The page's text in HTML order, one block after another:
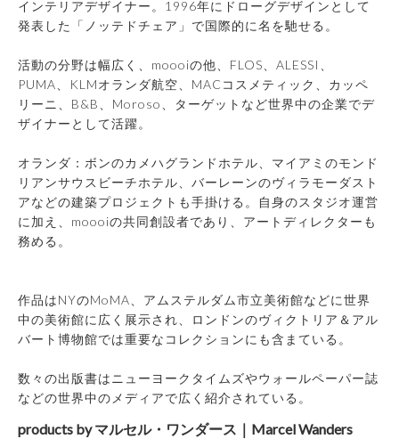
インテリアデザイナー。1996年にドローグデザインとして
発表した「ノッテドチェア」で国際的に名を馳せる。
活動の分野は幅広く、moooiの他、FLOS、ALESSI、
PUMA、KLMオランダ航空、MACコスメティック、カッペ
リーニ、B&B、Moroso、ターゲットなど世界中の企業でデ
ザイナーとして活躍。
オランダ：ボンのカメハグランドホテル、マイアミのモンド
リアンサウスビーチホテル、バーレーンのヴィラモーダスト
アなどの建築プロジェクトも手掛ける。自身のスタジオ運営
に加え、moooiの共同創設者であり、アートディレクターも
務める。
作品はNYのMoMA、アムステルダム市立美術館などに世界
中の美術館に広く展示され、ロンドンのヴィクトリア＆アル
バート博物館では重要なコレクションにも含まている。
数々の出版書はニューヨークタイムズやウォールペーパー誌
などの世界中のメディアで広く紹介されている。
products by マルセル・ワンダース｜Marcel Wanders